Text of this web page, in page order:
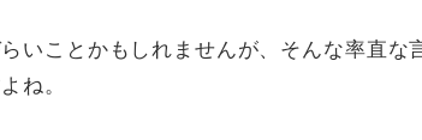
いことかもしれませんが、そんな率直な
ね。